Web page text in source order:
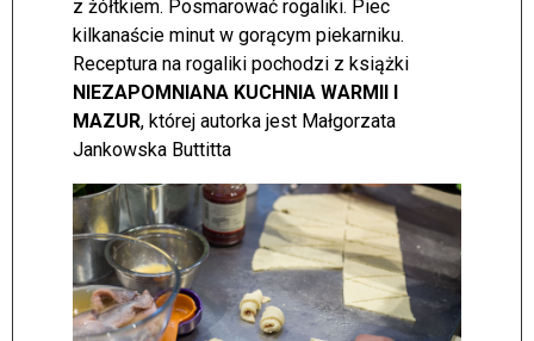
z żółtkiem. Posmarować rogaliki. Piec
kilkanaście minut w gorącym piekarniku.
Receptura na rogaliki pochodzi z książki
NIEZAPOMNIANA KUCHNIA WARMII I
MAZUR, której autorka jest Małgorzata
Jankowska Buttitta